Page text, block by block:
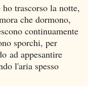
trascorso la notte,
che dormono,
continuamente
sporchi, per
ad appesantire
l'aria spesso